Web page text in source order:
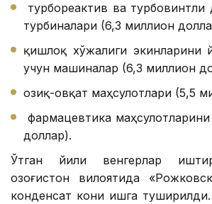
турбореактив ва турбовинтли
турбиналари (6,3 миллион
қишлоқ хўжалиги
учун машиналар (6,3 миллион
озиқ-овқат маҳсулотлари (5,5
фармацевтика
доллар).
Ўтган йили венгерлар
Қозоғистон вилоятида
конденсат кони ишга